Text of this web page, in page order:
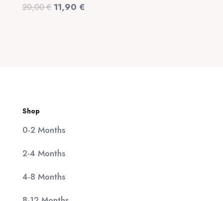
20,00€ Original
11,90 €
Shop
0-2 Months
2-4 Months
4-8 Months